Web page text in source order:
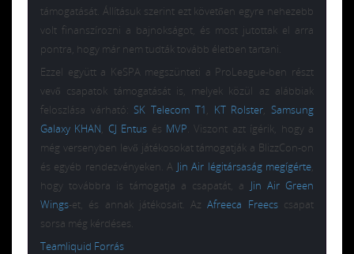
támogatását. Állításuk szerint ezt követően egyre nehezebb
volt finanszírozni a bajnokságot, és most jutottak el arra
pontra, hogy már nem tudták tovább életben tartani.
Ezzel együtt a KeSPA megszünteti a ProLeague-ben részt
vevő csapatok támogatását is, melyek közül az alábbiak
feloszlása várható: SK Telecom T1, KT Rolster, Samsung
Galaxy KHAN, CJ Entus és MVP. Viszont azt ígérik, hogy a
még versenyben levő játékosokat támogatják a BlizzCon-on
és egyéb rendezvényeken. A Jin Air légitársaság megígérte,
hogy továbbra is támogatja a csapatát, a Jin Air Green
Wings-et, és annak játékosait. AzAfreeca Freecscsapat
sorsa még kérdéses.
Teamliquid Forrás